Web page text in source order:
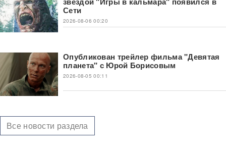
Сети
2026-08-06 00:20
Опубликован трейлер фильма "Девятая
планета" с Юрой Борисовым
2026-08-05 00:11
Все новости раздела